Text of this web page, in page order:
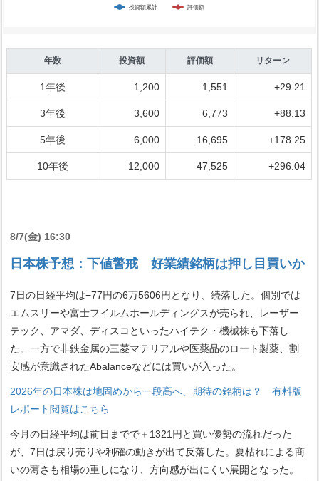
投資額累計 評価額
年数 投資額 評価額 リターン
1年後 1,200 1,551 +29.21
3年後 3,600 6,773 +88.13
5年後 6,000 16,695 +178.25
10年後 12,000 47,525 +296.04
8/7(金) 16:30
日本株予想：下値警戒 好業績銘柄は押し目買いか
7日の日経平均は−77円の6万5606円となり、続落した。個別では
エムスリーや富士フイルムホールディングスが売られ、レーザー
テック、アマダ、ディスコといったハイテク・機械株も下落し
た。一方で非鉄金属の三菱マテリアルや医薬品のロート製薬、割
安感が意識されたAbalanceなどには買いが入った。
2026年の日本株は地固めから一段高へ、期待の銘柄は？ 有料版
レポート閲覧はこちら
今月の日経平均は前日までで＋1321円と買い優勢の流れだった
が、7日は戻り売りや利確の動きが出て反落した。夏枯れによる商
いの薄さも相場の重しになり、方向感が出にくい展開となった。